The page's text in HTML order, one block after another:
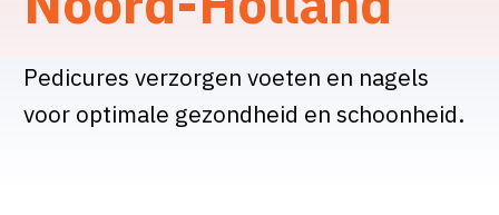
Pedicures verzorgen voeten en nagels
voor optimale gezondheid en schoonheid.